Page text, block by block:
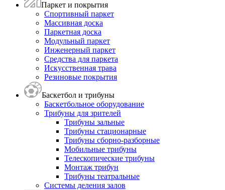
Паркет и покрытия
Спортивный паркет
Массивная доска
Паркетная доска
Модульный паркет
Инженерный паркет
Средства для паркета
Искусственная трава
Резиновые покрытия
Баскетбол и трибуны
Баскетбольное оборудование
Трибуны для зрителей
Трибуны зальные
Трибуны стационарные
Трибуны сборно-разборные
Мобильные трибуны
Телескопические трибуны
Монтаж трибун
Трибуны театральные
Системы деления залов